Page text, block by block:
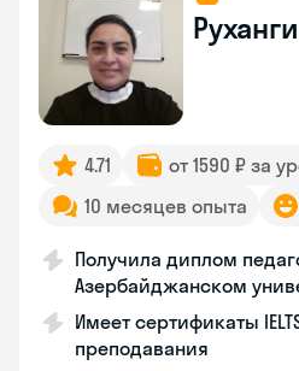
4.71
от 1590 ₽ за
10 месяцев опыта
Получила диплом
Азербайджанском
Имеет сертификаты
преподавания